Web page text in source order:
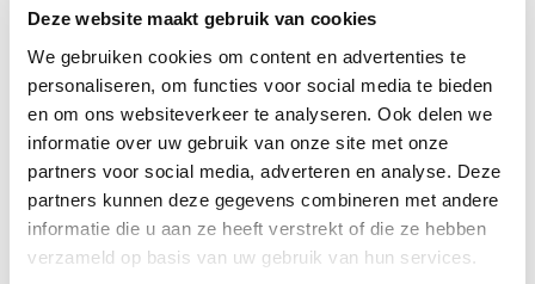
Deze website maakt gebruik van cookies
We gebruiken cookies om content en advertenties te
personaliseren, om functies voor social media te bieden
en om ons websiteverkeer te analyseren. Ook delen we
informatie over uw gebruik van onze site met onze
partners voor social media, adverteren en analyse. Deze
partners kunnen deze gegevens combineren met andere
informatie die u aan ze heeft verstrekt of die ze hebben
verzameld op basis van uw gebruik van hun services.
HelloBeautifulWorld Aanraders